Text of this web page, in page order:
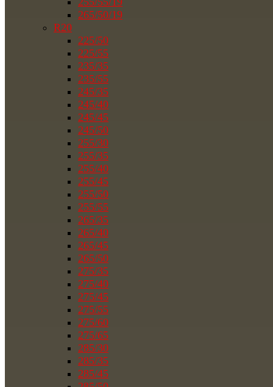
265/50/19
R20
225/50
225/55
235/35
235/55
245/35
245/40
245/45
245/50
255/30
255/35
255/40
255/45
255/50
255/55
265/35
265/40
265/45
265/50
275/35
275/40
275/45
275/55
275/60
275/65
285/30
285/35
285/45